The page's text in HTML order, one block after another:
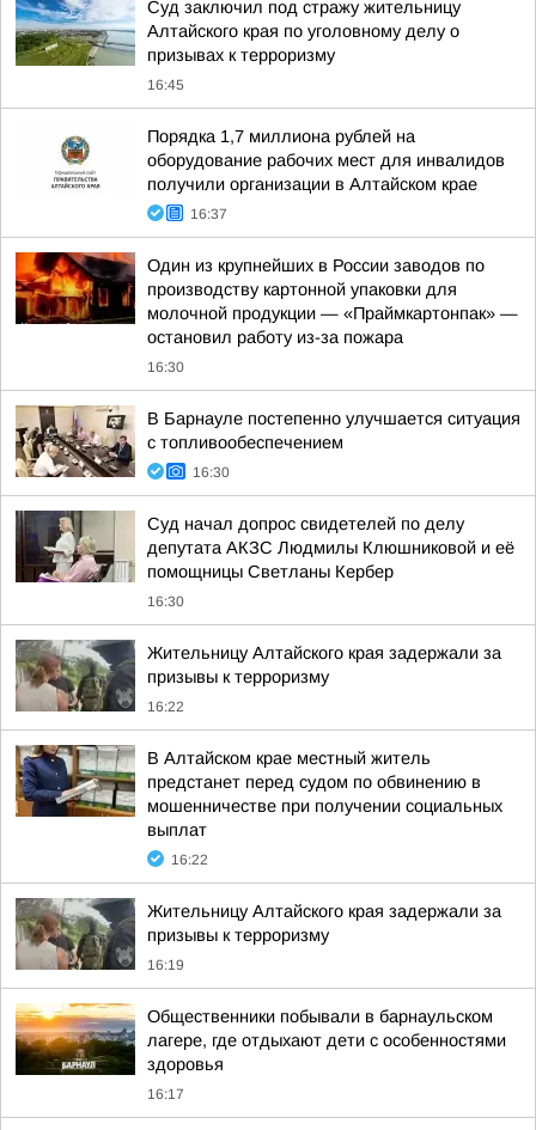
Суд заключил под стражу жительницу
Алтайского края по уголовному делу о
призывах к терроризму
16:45
Порядка 1,7 миллиона рублей на
оборудование рабочих мест для инвалидов
получили организации в Алтайском крае
16:37
Один из крупнейших в России заводов по
производству картонной упаковки для
молочной продукции — «Праймкартонпак» —
остановил работу из-за пожара
16:30
В Барнауле постепенно улучшается ситуация
с топливообеспечением
16:30
Суд начал допрос свидетелей по делу
депутата АКЗС Людмилы Клюшниковой и её
помощницы Светланы Кербер
16:30
Жительницу Алтайского края задержали за
призывы к терроризму
16:22
В Алтайском крае местный житель
предстанет перед судом по обвинению в
мошенничестве при получении социальных
выплат
16:22
Жительницу Алтайского края задержали за
призывы к терроризму
16:19
Общественники побывали в барнаульском
лагере, где отдыхают дети с особенностями
здоровья
16:17